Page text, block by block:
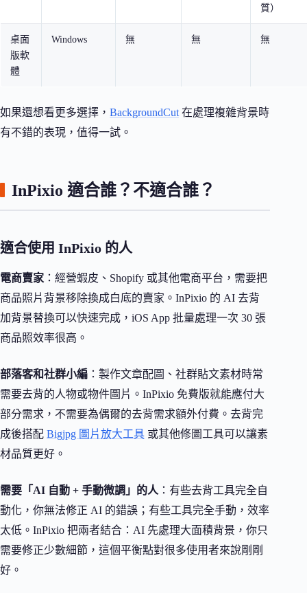
質）
桌面
版軟
體
Windows 無 無 無
如果還想看更多選擇， BackgroundCut 在處理複雜背景時
有不錯的表現，值得一試。
InPixio 適合誰？不適合誰？
適合使用 InPixio 的人
電商賣家 ：經營蝦皮、Shopify 或其他電商平台，需要把
商品照片背景移除換成白底的賣家。InPixio 的 AI 去背
加背景替換可以快速完成，iOS App 批量處理一次 30 張
商品照效率很高。
部落客和社群小編 ：製作文章配圖、社群貼文素材時常
需要去背的人物或物件圖片。InPixio 免費版就能應付大
部分需求，不需要為偶爾的去背需求額外付費。去背完
成後搭配 Bigjpg 圖片放大工具 或其他修圖工具可以讓素
材品質更好。
需要「AI 自動 + 手動微調」的人 ：有些去背工具完全自
動化，你無法修正 AI 的錯誤；有些工具完全手動，效率
太低。InPixio 把兩者結合：AI 先處理大面積背景，你只
需要修正少數細節，這個平衡點對很多使用者來說剛剛
好。